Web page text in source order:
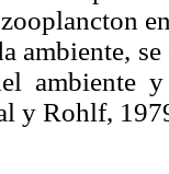
ambiente,
ambiente
y Rohlf,